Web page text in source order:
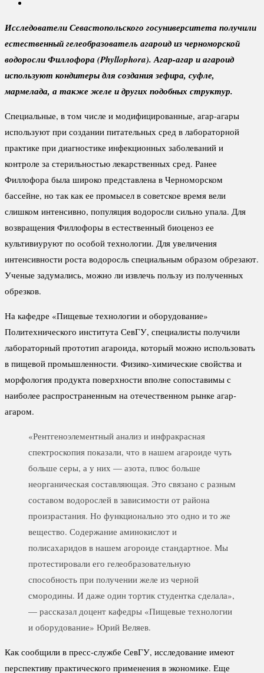
Исследователи Севастопольского госуниверситета получили
естественный гелеобразователь агароид из черноморской
водоросли Филлофора (Phyllophora). Агар-агар и агароид
используют кондитеры для создания зефира, суфле,
мармелада, а также желе и других подобных структур.
Специальные, в том числе и модифицированные, агар-агары
используют при создании питательных сред в лабораторной
практике при диагностике инфекционных заболеваний и
контроле за стерильностью лекарственных сред. Ранее
Филлофора была широко представлена в Черноморском
бассейне, но так как ее промысел в советское время вели
слишком интенсивно, популяция водоросли сильно упала. Для
возвращения Филлофоры в естественный биоценоз ее
культивиуруют по особой технологии. Для увеличения
интенсивности роста водоросль специальным образом обрезают.
Ученые задумались, можно ли извлечь пользу из полученных
обрезков.
На кафедре «Пищевые технологии и оборудование»
Политехнического института СевГУ, специалисты получили
лабораторный прототип агароида, который можно использовать
в пищевой промышленности. Физико-химические свойства и
морфология продукта поверхности вполне сопоставимы с
наиболее распространенным на отечественном рынке агар-
агаром.
«Рентгеноэлементный анализ и инфракрасная
спектроскопия показали, что в нашем агароиде чуть
больше серы, а у них — азота, плюс больше
неорганическая составляющая. Это связано с разным
составом водорослей в зависимости от района
произрастания. Но функционально это одно и то же
вещество. Содержание аминокислот и
полисахаридов в нашем агороиде стандартное. Мы
протестировали его гелеобразовательную
способность при получении желе из черной
смородины. И даже один тортик студентка сделала»,
— рассказал доцент кафедры «Пищевые технологии
и оборудование» Юрий Веляев.
Как сообщили в пресс-службе СевГУ, исследование имеют
перспективу практического применения в экономике. Еще